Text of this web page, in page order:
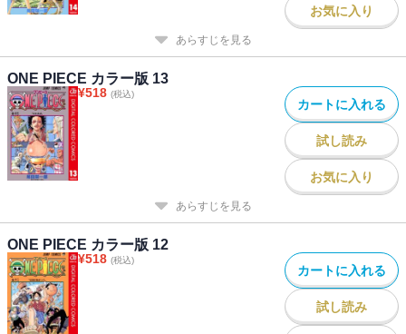
お気に入り
あらすじを見る
ONE PIECE カラー版 13
¥518 (税込)
カートに入れる
試し読み
お気に入り
あらすじを見る
ONE PIECE カラー版 12
¥518 (税込)
カートに入れる
試し読み